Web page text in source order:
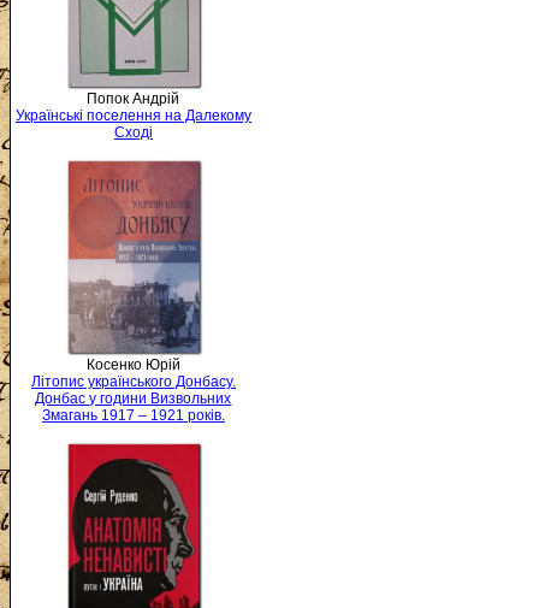
Попок Андрій
Українські поселення на Далекому
Сході
Косенко Юрій
Літопис українського Донбасу.
Донбас у години Визвольних
Змагань 1917 – 1921 років.